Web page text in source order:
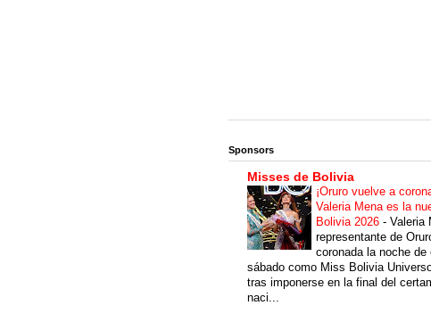
Sponsors
Misses de Bolivia
¡Oruro vuelve a
Valeria Mena es la
Bolivia 2026 - Valeria
representante de
coronada la noche de
sábado como Miss Bolivia
tras imponerse en la final del
naci...